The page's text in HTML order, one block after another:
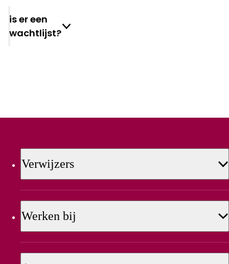
is er een
wachtlijst?
Verwijzers
Werken bij